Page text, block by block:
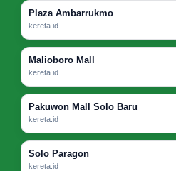
Plaza Ambarrukmo
kereta.id
Malioboro Mall
kereta.id
Pakuwon Mall Solo Baru
kereta.id
Solo Paragon
kereta.id